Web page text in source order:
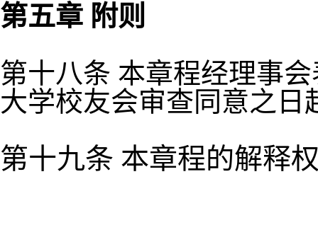
第五章 附则
第十八条 本章程经理事
大学校友会审查同意之日
第十九条 本章程的解释